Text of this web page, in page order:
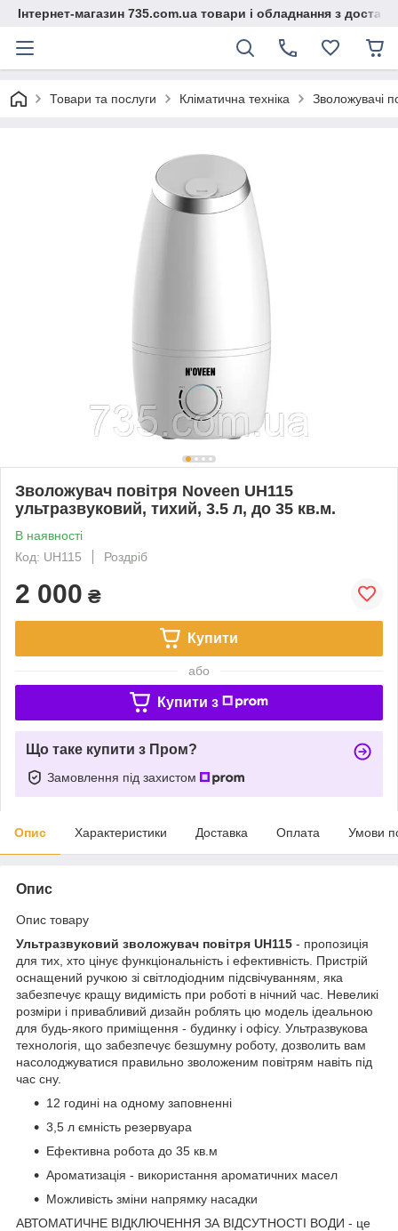
Інтернет-магазин 735.com.ua товари і обладнання з
Товари та послуги Кліматична техніка Зволожувачі
Зволожувач повітря Noveen UH115
ультразвуковий, тихий, 3.5 л, до 35 кв.м.
В наявності
Код: UH115
Роздріб
2 000 ₴
Купити
або
Купити з
Що таке купити з Пром?
Замовлення під захистом
Опис Характеристики Доставка Оплата Умови
Опис
Опис товару
Ультразвуковий зволожувач повітря UH115 - пропозиція
для тих, хто цінує функціональність і ефективність. Пристрій
оснащений ручкою зі світлодіодним підсвічуванням, яка
забезпечує кращу видимість при роботі в нічний час. Невеликі
розміри і привабливий дизайн роблять цю модель ідеальною
для будь-якого приміщення - будинку і офісу. Ультразвукова
технологія, що забезпечує безшумну роботу, дозволить вам
насолоджуватися правильно зволоженим повітрям навіть під
час сну.
12 годині на одному заповненні
3,5 л ємність резервуара
Ефективна робота до 35 кв.м
Ароматизація - використання ароматичних масел
Можливість зміни напрямку насадки
АВТОМАТИЧНЕ ВІДКЛЮЧЕННЯ ЗА ВІДСУТНОСТІ ВОДИ - це